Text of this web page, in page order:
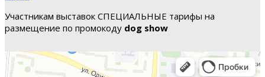
Участникам выставок СПЕЦИАЛЬНЫЕ тарифы на
размещение по промокоду dog show